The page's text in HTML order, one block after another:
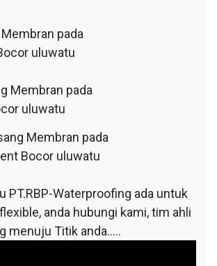
pada
uluwatu
Membran pada
Bocor uluwatu
PT.RBP-Waterproofing ada untuk
anda hubungi kami, tim ahli
menuju Titik anda…..